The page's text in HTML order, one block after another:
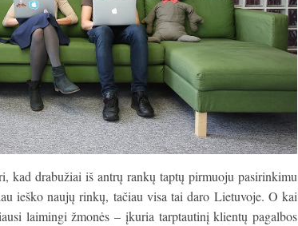
kad drabužiai iš antrų rankų taptų pirmuoju pasirinkimu
ieško naujų rinkų, tačiau visa tai daro Lietuvoje. O kai
laimingi žmonės – įkuria tarptautinį klientų pagalbos